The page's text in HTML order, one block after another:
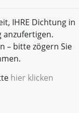
IHRE Dichtung in
anzufertigen.
– bitte zögern Sie
hier klicken